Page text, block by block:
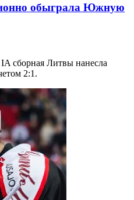
обыграла Южную
сборная Литвы нанесла
2:1.